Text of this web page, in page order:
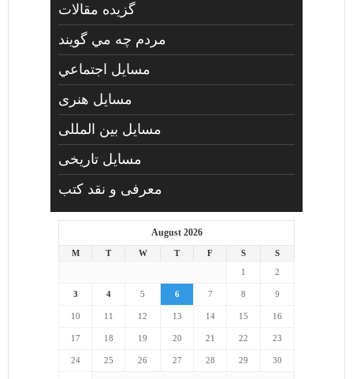
گزیده مقالات
مردم چه مي گويند
مسايل اجتماعي
مسايل هنری
مسایل بین المللی
مسایل تاریخی
معرفی و نقد کتب
August 2026
M T W T F S
S
1
2
3 4 5 6 7 8 9
10 11 12 13 14 15 16
17 18 19 20 21 22 23
24 25 26 27 28 29 30